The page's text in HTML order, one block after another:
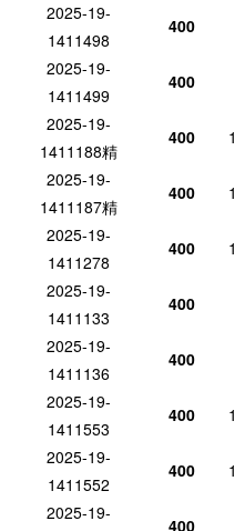
2025-19-
1411498
400
2025-19-
1411499
400
2025-19-
1411188精
400
2025-19-
1411187精
400
2025-19-
1411278
400
2025-19-
1411133
400
2025-19-
1411136
400
2025-19-
1411553
400
2025-19-
1411552
400
2025-19-
400